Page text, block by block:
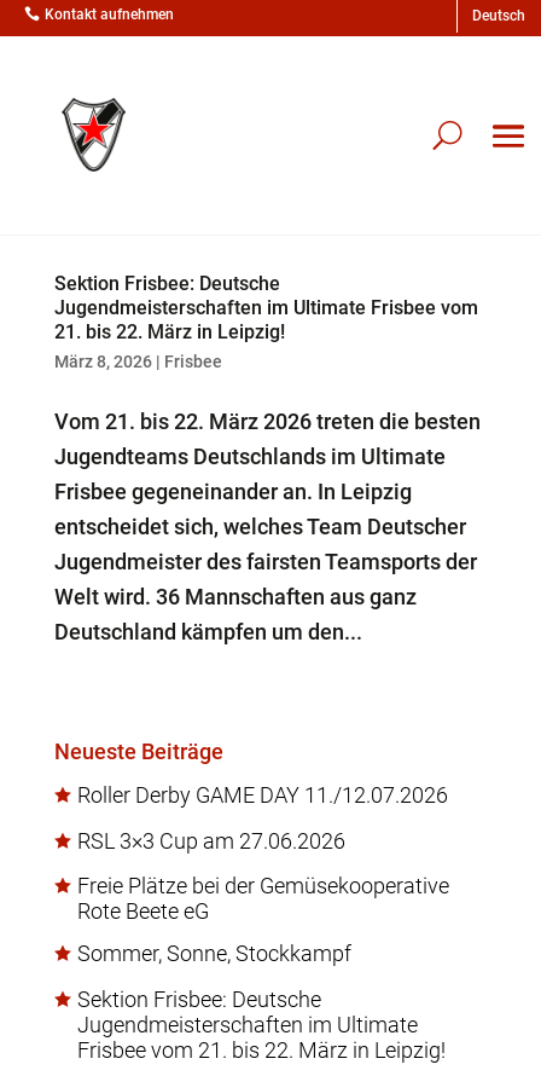
 Kontakt aufnehmen
Sektion Frisbee: Deutsche
Jugendmeisterschaften im Ultimate Frisbee vom
21. bis 22. März in Leipzig!
März 8, 2026| Frisbee
Vom 21. bis 22. März 2026 treten die besten
Jugendteams Deutschlands im Ultimate
Frisbee gegeneinander an. In Leipzig
entscheidet sich, welches Team Deutscher
Jugendmeister des fairsten Teamsports der
Welt wird. 36 Mannschaften aus ganz
Deutschland kämpfen um den...
Neueste Beiträge
Roller Derby GAME DAY 11./12.07.2026
RSL 3×3 Cup am 27.06.2026
Freie Plätze bei der Gemüsekooperative
Rote Beete eG
Sommer, Sonne, Stockkampf
Sektion Frisbee: Deutsche
Jugendmeisterschaften im Ultimate
Frisbee vom 21. bis 22. März in Leipzig!